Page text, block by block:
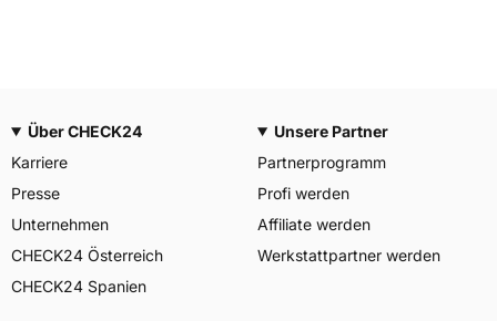
Über CHECK24
Karriere
Presse
Unternehmen
CHECK24 Österreich
CHECK24 Spanien
Unsere Partner
Partnerprogramm
Profi werden
Affiliate werden
Werkstattpartner werden